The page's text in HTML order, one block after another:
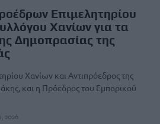
Επιμελητηρίου
Χανίων για τα
Δημοπρασίας της
Χανίων και Αντιπρόεδρος της
και η Πρόεδρος του Εμπορικού
2026